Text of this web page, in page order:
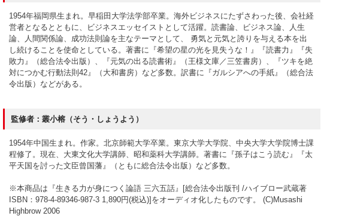
1954年福岡県生まれ。早稲田大学法学部卒業。海外ビジネスにたずさわった後、会社経
営者となるとともに、ビジネスエッセイストとして活躍。読書論、ビジネス論、人生
論、人間関係論、成功法則論を主なテーマとして、 勇気と元気と誇りを与える本を出
し続けることを使命としている。著書に『希望の星の光を見失うな！』『読書力』『失
敗力』（総合法令出版）、『元気の出る読書術』（王様文庫／三笠書房）、『ツキを絶
対につかむ行動法則42』（大和書房）など多数。訳書に『ガルシアへの手紙』（総合法
令出版）などがある。
監修者：叢小榕（そう・しょうよう）
1954年中国生まれ。作家。北京師範大学卒業。東京大学大学院、中央大学大学院博士課
程修了。現在、大東文化大学講師、昭和薬科大学講師。著書に『孫子はこう読む』『太
平天国を討った文臣曾国藩』（ともに総合法令出版）など多数。
※本商品は『生きる力が身につく論語 三六五話』[総合法令出版刊 /ハイブロー武蔵著
ISBN：978-4-89346-987-3 1,890円(税込)]をオーディオ化したものです。 (C)Musashi
Highbrow 2006